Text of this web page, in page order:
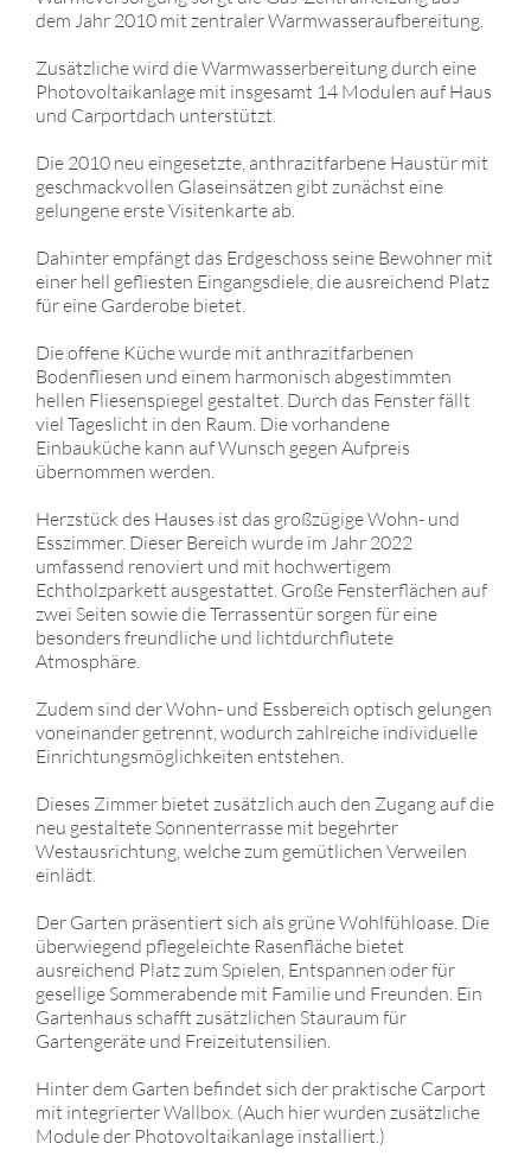
dem Jahr 2010 mit zentraler Warmwasseraufbereitung.
Zusätzliche wird die Warmwasserbereitung durch eine
Photovoltaikanlage mit insgesamt 14 Modulen auf Haus
und Carportdach unterstützt.
Die 2010 neu eingesetzte, anthrazitfarbene Haustür mit
geschmackvollen Glaseinsätzen gibt zunächst eine
gelungene erste Visitenkarte ab.
Dahinter empfängt das Erdgeschoss seine Bewohner mit
einer hell gefliesten Eingangsdiele, die ausreichend Platz
für eine Garderobe bietet.
Die offene Küche wurde mit anthrazitfarbenen
Bodenfliesen und einem harmonisch abgestimmten
hellen Fliesenspiegel gestaltet. Durch das Fenster fällt
viel Tageslicht in den Raum. Die vorhandene
Einbauküche kann auf Wunsch gegen Aufpreis
übernommen werden.
Herzstück des Hauses ist das großzügige Wohn- und
Esszimmer. Dieser Bereich wurde im Jahr 2022
umfassend renoviert und mit hochwertigem
Echtholzparkett ausgestattet. Große Fensterflächen auf
zwei Seiten sowie die Terrassentür sorgen für eine
besonders freundliche und lichtdurchflutete
Atmosphäre.
Zudem sind der Wohn- und Essbereich optisch gelungen
voneinander getrennt, wodurch zahlreiche individuelle
Einrichtungsmöglichkeiten entstehen.
Dieses Zimmer bietet zusätzlich auch den Zugang auf die
neu gestaltete Sonnenterrasse mit begehrter
Westausrichtung, welche zum gemütlichen Verweilen
einlädt.
Der Garten präsentiert sich als grüne Wohlfühloase. Die
überwiegend pflegeleichte Rasenfläche bietet
ausreichend Platz zum Spielen, Entspannen oder für
gesellige Sommerabende mit Familie und Freunden. Ein
Gartenhaus schafft zusätzlichen Stauraum für
Gartengeräte und Freizeitutensilien.
Hinter dem Garten befindet sich der praktische Carport
mit integrierter Wallbox. (Auch hier wurden zusätzliche
Module der Photovoltaikanlage installiert.)